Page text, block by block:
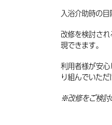
入浴介助時の
改修を検討さ
現できます。
利用者様が安
り組んでいただ
※改修をご検討